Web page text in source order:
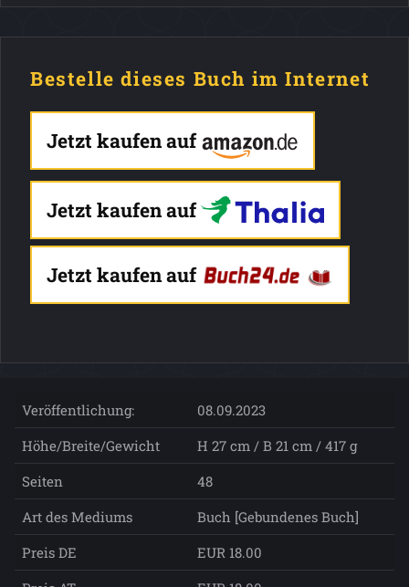
Bestelle dieses Buch im Internet
Jetzt kaufen auf
Jetzt kaufen auf
Jetzt kaufen auf
Veröffentlichung:
08.09.2023
Höhe/Breite/Gewicht
H 27 cm / B 21 cm / 417 g
Seiten
48
Art des Mediums
Buch [Gebundenes Buch]
Preis DE
EUR 18.00